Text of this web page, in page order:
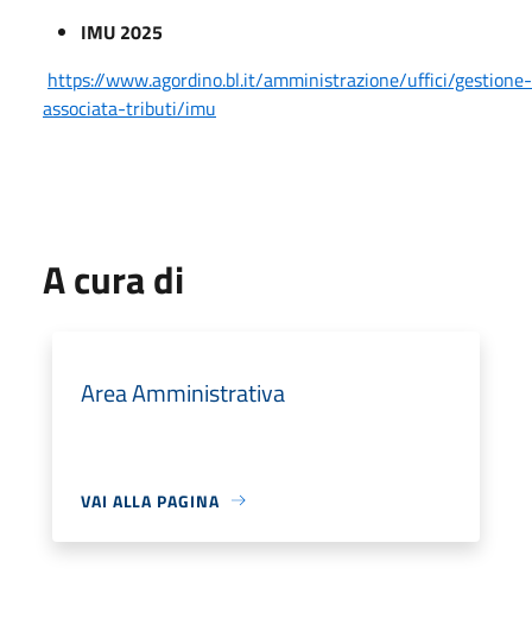
IMU 2025
https://www.agordino.bl.it/amministrazione/uffici/gestione-
associata-tributi/imu
A cura di
Area Amministrativa
VAI ALLA PAGINA